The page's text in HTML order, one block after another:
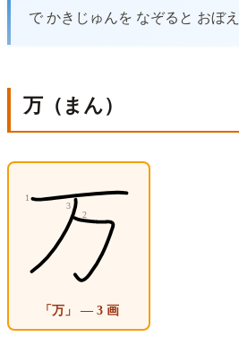
で かきじゅんを なぞると おぼ
万（まん）
「万」 — 3 画